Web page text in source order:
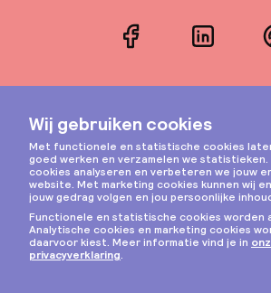
FacebookLinkedIn